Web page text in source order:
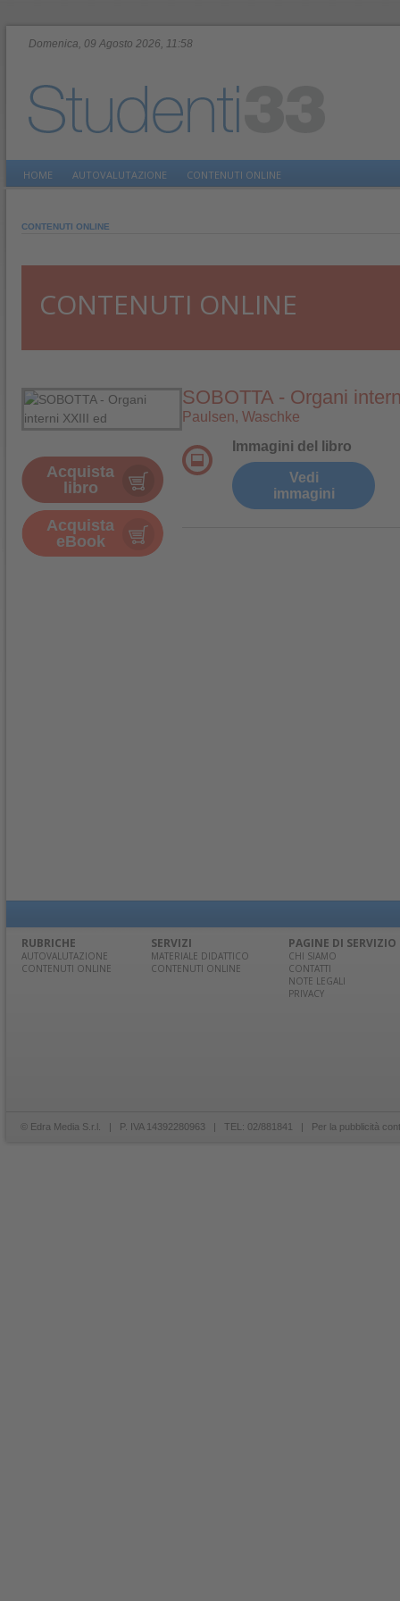
Domenica, 09 Agosto 2026, 11:58
HOME AUTOVALUTAZIONE CONTENUTI ONLINE
CONTENUTI ONLINE
CONTENUTI ONLINE
Acquista
libro
Acquista
eBook
SOBOTTA - Organi
Paulsen, Waschke
Immagini del libro
Vedi
immagini
RUBRICHE
AUTOVALUTAZIONE
CONTENUTI ONLINE
SERVIZI
MATERIALE DIDATTICO
CONTENUTI ONLINE
PAGINE DI SERVIZIO
CHI SIAMO
CONTATTI
NOTE LEGALI
PRIVACY
© Edra Media S.r.l. | P. IVA 14392280963 | TEL: 02/881841 | Per la pubblicità